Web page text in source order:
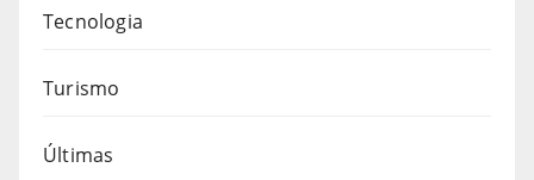
Tecnologia
Turismo
Últimas